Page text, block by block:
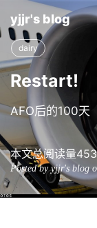
yjjr's blog
dairy
Restart!
AFO后的100天
本文总阅读量453
Posted by yjjr's blog